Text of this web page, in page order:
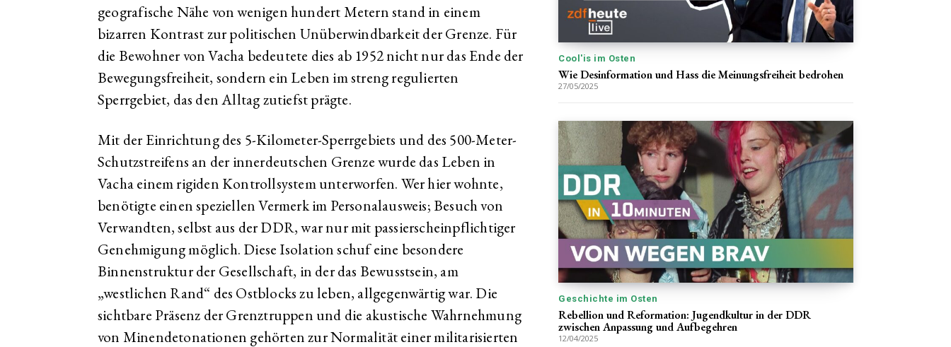
geografische Nähe von wenigen hundert Metern stand in einem
bizarren Kontrast zur politischen Unüberwindbarkeit der Grenze. Für
die Bewohner von Vacha bedeutete dies ab 1952 nicht nur das Ende der
Bewegungsfreiheit, sondern ein Leben im streng regulierten
Sperrgebiet, das den Alltag zutiefst prägte.
Mit der Einrichtung des 5-Kilometer-Sperrgebiets und des 500-Meter-
Schutzstreifens an der innerdeutschen Grenze wurde das Leben in
Vacha einem rigiden Kontrollsystem unterworfen. Wer hier wohnte,
benötigte einen speziellen Vermerk im Personalausweis; Besuch von
Verwandten, selbst aus der DDR, war nur mit passierscheinpflichtiger
Genehmigung möglich. Diese Isolation schuf eine besondere
Binnenstruktur der Gesellschaft, in der das Bewusstsein, am
„westlichen Rand“ des Ostblocks zu leben, allgegenwärtig war. Die
sichtbare Präsenz der Grenztruppen und die akustische Wahrnehmung
von Minendetonationen gehörten zur Normalität einer militarisierten
Cool'is im Osten
Wie Desinformation und Hass die Meinungsfreiheit bedrohen
27/05/2025
Geschichte im Osten
Rebellion und Reformation: Jugendkultur in der DDR
zwischen Anpassung und Aufbegehren
12/04/2025